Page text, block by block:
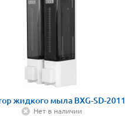
жидкого мыла BXG-SD-2011
Нет в наличии